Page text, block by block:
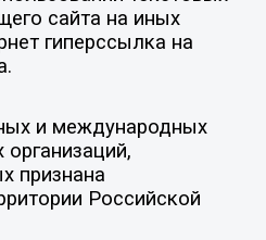
сайта на иных
гиперссылка на
и международных
организаций,
признана
Российской